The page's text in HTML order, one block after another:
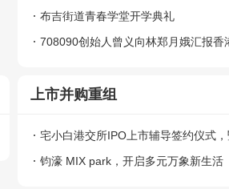
被问询
布吉街道青春学堂开学典礼
708090创始人曾义向林郑月娥汇报香
上市并购重组
宅小白港交所IPO上市辅导签约仪式
满举行
钧濠 MIX park，开启多元万象新生活